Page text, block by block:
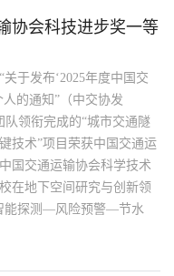
协会科技进步奖一等
于发布‘2025年度中国交
的通知”（中交协发
队领衔完成的“城市交通隧
技术”项目荣获中国交通运
国交通运输协会科学技术
在地下空间研究与创新领
能探测—风险预警—节水